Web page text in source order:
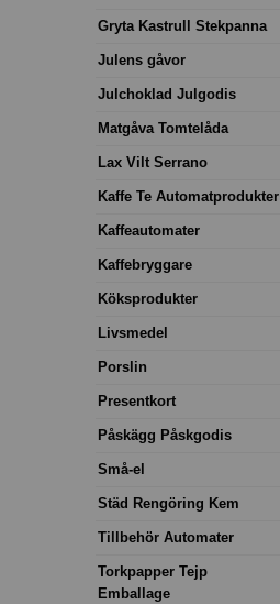
Gryta Kastrull Stekpanna
Julens gåvor
Julchoklad Julgodis
Matgåva Tomtelåda
Lax Vilt Serrano
Kaffe Te Automatprodukter
Kaffeautomater
Kaffebryggare
Köksprodukter
Livsmedel
Porslin
Presentkort
Påskägg Påskgodis
Små-el
Städ Rengöring Kem
Tillbehör Automater
Torkpapper Tejp
Emballage